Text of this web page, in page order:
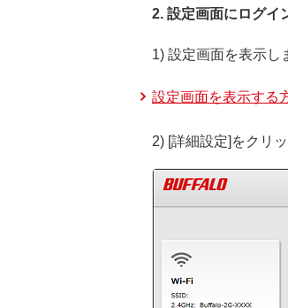
2. 設定画面にログイ
1) 設定画面を表示し
設定画面を表示する
2) [詳細設定]をクリッ